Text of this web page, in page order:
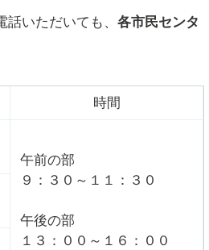
いただいても、 各市民センタ
時間
午前の部
９：３０～１１：３０
午後の部
１３：００～１６：００